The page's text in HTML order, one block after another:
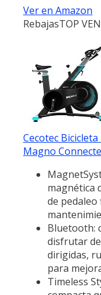
Ver en Amazon
RebajasTOP
Cecotec
Magno
magnética
de
Bluetooth:
disfrutar
dirigidas,
para
Timeless